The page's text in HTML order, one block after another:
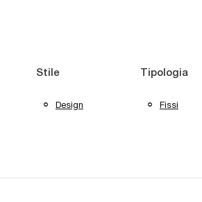
Stile
Design
Tipologia
Fissi